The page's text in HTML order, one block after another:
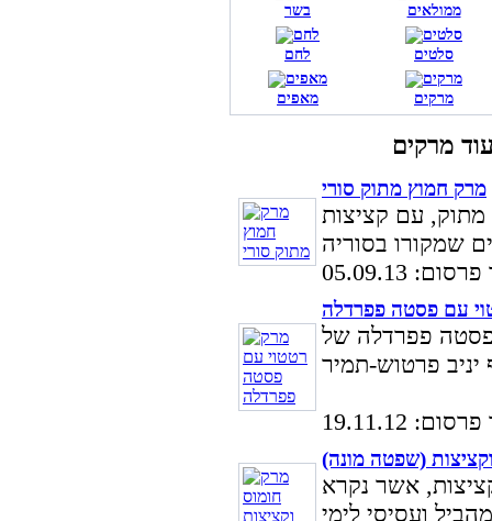
בשר ממולאים
לחם סלטים
מאפים מרקים
מרק חמוץ מתוק סורי
עם קציצות
05.09.13
עם פסטה פפרדלה
פסטה פפרדלה של
19.11.12
(שפטה מונה)
אשר נקרא
ועסיסי לימי